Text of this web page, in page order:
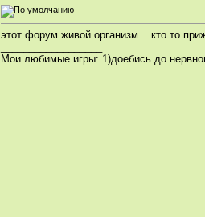
этот форум живой организм... кто то
Мои любимые игры: 1)доебись до